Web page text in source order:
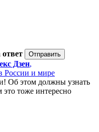
ответ
Дзен,
России и мире
Об этом должны узнать
тоже интересно